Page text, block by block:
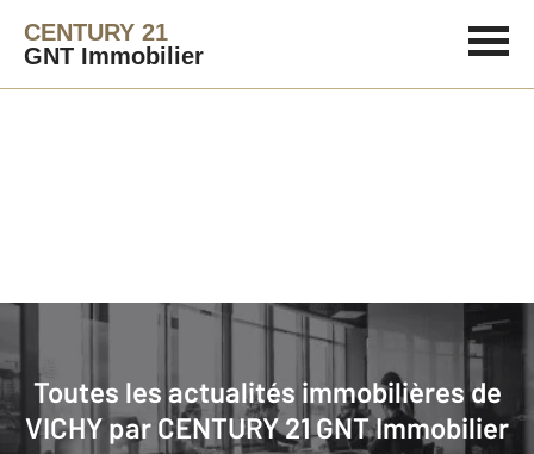
CENTURY 21
GNT Immobilier
Toutes les actualités immobilières de
VICHY par CENTURY 21 GNT Immobilier
Canicule à Vichy : où trouver de la fraîcheur dans la
ville et à moins de 20 minutes aux alentours ?